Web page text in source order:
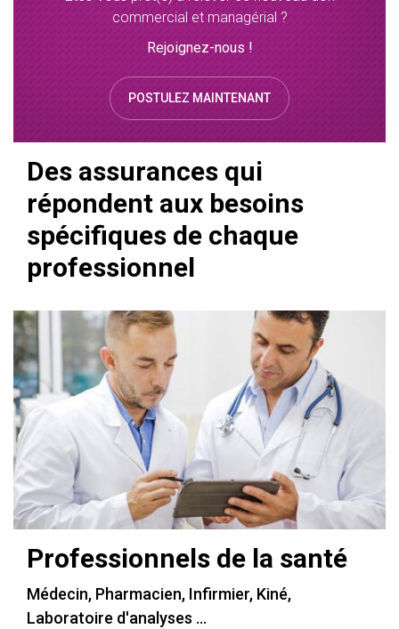
commercial et managérial ?
Rejoignez-nous !
POSTULEZ MAINTENANT
Des assurances qui
répondent aux besoins
spécifiques de chaque
professionnel
Professionnels de la santé
Médecin, Pharmacien, Infirmier, Kiné,
Laboratoire d'analyses ...